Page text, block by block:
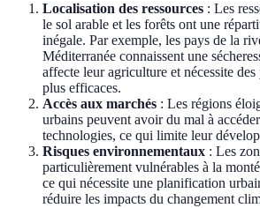
Localisation des ressources : Les
le sol arable et les forêts ont une
inégale. Par exemple, les pays de la
Méditerranée connaissent une
affecte leur agriculture et nécessite
plus efficaces.
Accès aux marchés : Les régions
urbains peuvent avoir du mal à
technologies, ce qui limite leur
Risques environnementaux : Les
particulièrement vulnérables à la
ce qui nécessite une planification
réduire les impacts du changement